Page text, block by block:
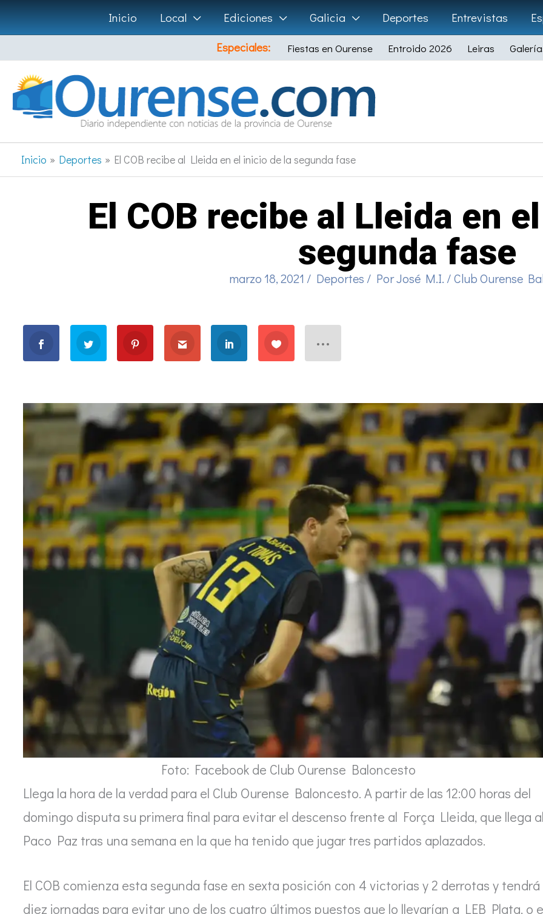
Ir
al
contenido
Inicio Local Ediciones Galicia Deportes Entrevistas
Especiales:
Fiestas en Ourense Entroido 2026 Leiras
Inicio Deportes El COB recibe al Lleida en el inicio de la segunda fase
El COB recibe al Lleida en
segunda fase
marzo 18, 2021 / Deportes / PorJosé M.I. /Club Ourense
Foto: Facebook de Club Ourense Baloncesto
Llega la hora de la verdad para el Club Ourense Baloncesto. A partir de las 12:00 horas del
domingo disputa su primera final para evitar el descenso frente al Força Lleida, que llega
Paco Paz tras una semana en la que ha tenido que jugar tres partidos aplazados.
El COB comienza esta segunda fase en sexta posición con 4 victorias y 2 derrotas y tendrá
diez jornadas para evitar uno de los cuatro últimos puestos que lo llevarían a LEB Plata, o